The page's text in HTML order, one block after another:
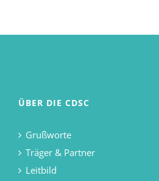
ÜBER DIE CDSC
Grußworte
Träger & Partner
Leitbild